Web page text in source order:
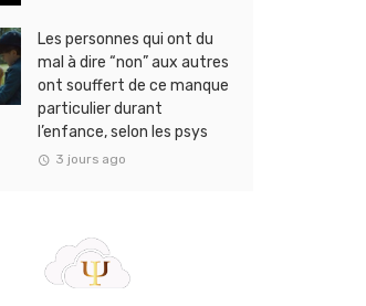
Les personnes qui ont du
mal à dire “non” aux autres
ont souffert de ce manque
particulier durant
l’enfance, selon les psys
3 jours ago